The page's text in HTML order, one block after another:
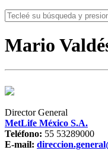
Mario
Director General
MetLife México S.A.
Teléfono: 55 53289000
E-mail: